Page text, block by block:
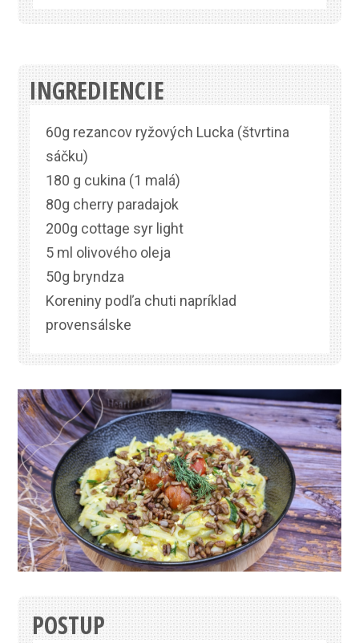
INGREDIENCIE
60g rezancov ryžových Lucka (štvrtina
sáčku)
180 g cukina (1 malá)
80g cherry paradajok
200g cottage syr light
5 ml olivového oleja
50g bryndza
Koreniny podľa chuti napríklad
provensálske
POSTUP